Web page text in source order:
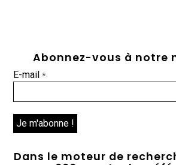
Abonnez-vous à notre
E-mail*
Dans le moteur de